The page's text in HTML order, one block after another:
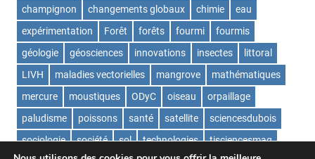
champignon
changements globaux chimie
eau
expérimentation
Forêt forêts fourmi
fourmis
géologie
géosciences innovations insectes
littoral
LIVH
maladies vectorielles mangrove
mathématiques
mercure
moustiques ODyC oiseau
orpaillage
paludisme
poissons santé satellite
sciencesdubois
sociologie
société sol technologies
tisciencesmag